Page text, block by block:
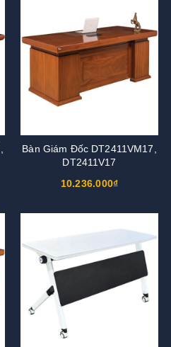
Bàn Giám Đốc DT2411VM17,
DT2411V17
10.236.000₫